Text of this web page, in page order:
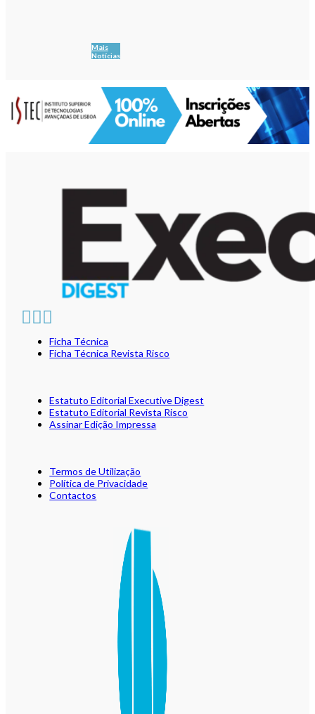
Mais
Notícias
Ficha Técnica
Ficha Técnica Revista Risco
Estatuto Editorial Executive Digest
Estatuto Editorial Revista Risco
Assinar Edição Impressa
Termos de Utilização
Política de Privacidade
Contactos